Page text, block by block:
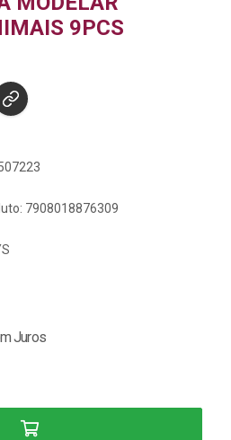
9PCS
7908018876309
Juros